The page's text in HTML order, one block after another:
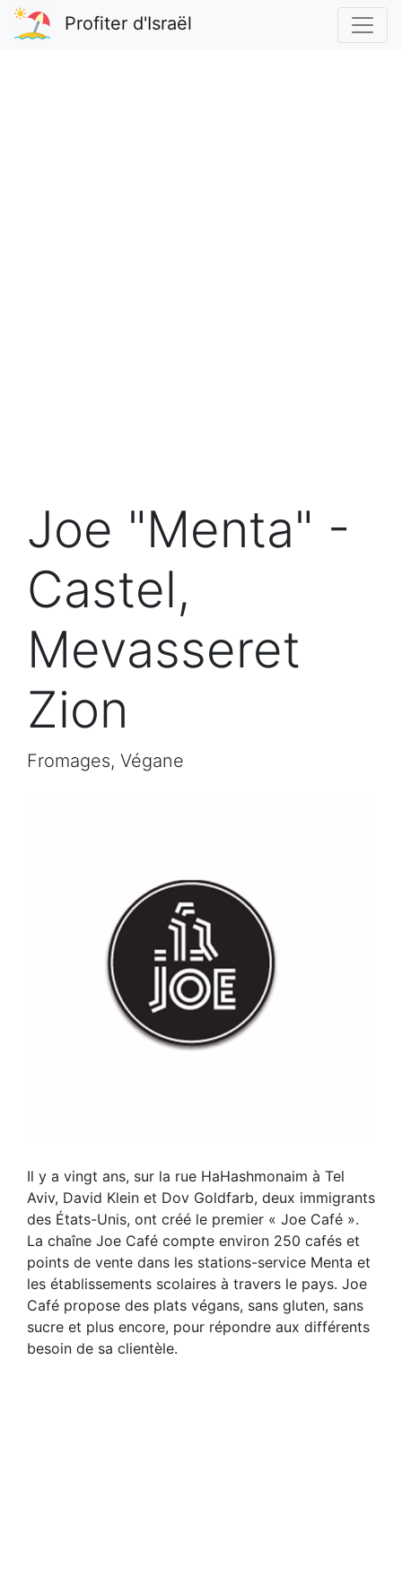
Profiter d'Israël
Joe "Menta" -
Castel,
Mevasseret
Zion
Fromages, Végane
Il y a vingt ans, sur la rue HaHashmonaim à Tel
Aviv, David Klein et Dov Goldfarb, deux immigrants
des États-Unis, ont créé le premier « Joe Café ».
La chaîne Joe Café compte environ 250 cafés et
points de vente dans les stations-service Menta et
les établissements scolaires à travers le pays. Joe
Café propose des plats végans, sans gluten, sans
sucre et plus encore, pour répondre aux différents
besoin de sa clientèle.